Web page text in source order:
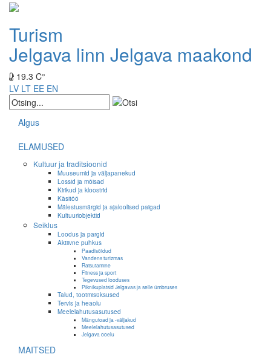
Turism
Jelgava linn Jelgava maakond
19.3 C°
LV LT EE EN
Algus
ELAMUSED
Kultuur ja traditsioonid
Muuseumid ja väljapanekud
Lossid ja mõisad
Kirikud ja kloostrid
Käsitöö
Mälestusmärgid ja ajaloolised paigad
Kultuuriobjektid
Seiklus
Loodus ja pargid
Aktiivne puhkus
Paadisõidud
Vandens turizmas
Ratsutamine
Fitness ja sport
Tegevused looduses
Piknikuplatsid Jelgavas ja selle ümbruses
Talud, tootmisüksused
Tervis ja heaolu
Meelelahutusasutused
Mängutoad ja -väljakud
Meelelahutusasutused
Jelgava ööelu
MAITSED